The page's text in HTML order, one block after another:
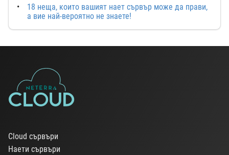
18 неща, които вашият нает сървър може да прави,
а вие най-вероятно не знаете!
Cloud сървъри
Наети сървъри